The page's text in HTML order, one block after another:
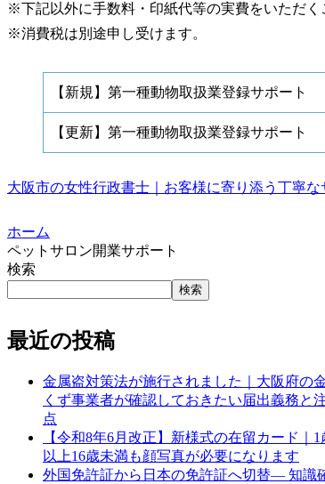
※下記以外に手数料・印紙代等の実費をいただく
※消費税は別途申し受けます。
【新規】第一種動物取扱業登録サポート
【更新】第一種動物取扱業登録サポート
大阪市の女性行政書士｜お客様に寄り添う丁寧な
ホーム
ペットサロン開業サポート
検索
検索
最近の投稿
金属盗対策法が施行されました｜大阪府の
くず事業者が確認しておきたい届出義務と
点
【令和8年6月改正】新様式の在留カード｜1
以上16歳未満も顔写真が必要になります
外国免許証から日本の免許証へ切替― 知識